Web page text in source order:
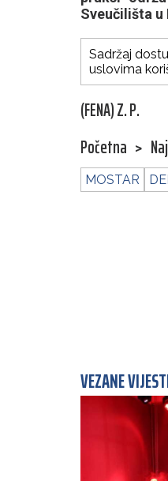
Sveučilišta u
Sadržaj
uslovima
(FENA) Z. P.
Početna >
MOSTAR
VEZANE